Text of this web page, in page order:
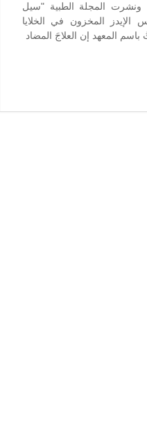
ونشرت المجلة الطبية "سيل
الإيدز المخزون في الخلايا
المعهد إن العلاجَ المضاد